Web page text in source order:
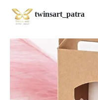
twinsart_patra